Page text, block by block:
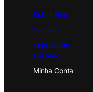
Sobre Nós
Contato
Seja Nosso
Parceiro
Minha Conta